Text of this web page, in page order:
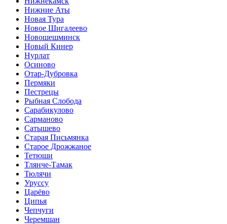
Нижние Аты
Новая Тура
Новое Шигалеево
Новошешминск
Новый Кинер
Нурлат
Осиново
Отар-Дубровка
Пермяки
Пестрецы
Рыбная Слобода
Сарабикулово
Сарманово
Сатышево
Старая Письмянка
Старое Дрожжаное
Тетюши
Тлянче-Тамак
Тюлячи
Уруссу
Царёво
Ципья
Чепчуги
Черемшан